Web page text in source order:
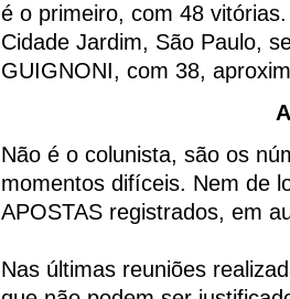
é o primeiro, com 48
Cidade Jardim, São Paulo,
GUIGNONI, com 38,
Não é o colunista, são os
momentos difíceis. Nem de
APOSTAS registrados, em
Nas últimas reuniões